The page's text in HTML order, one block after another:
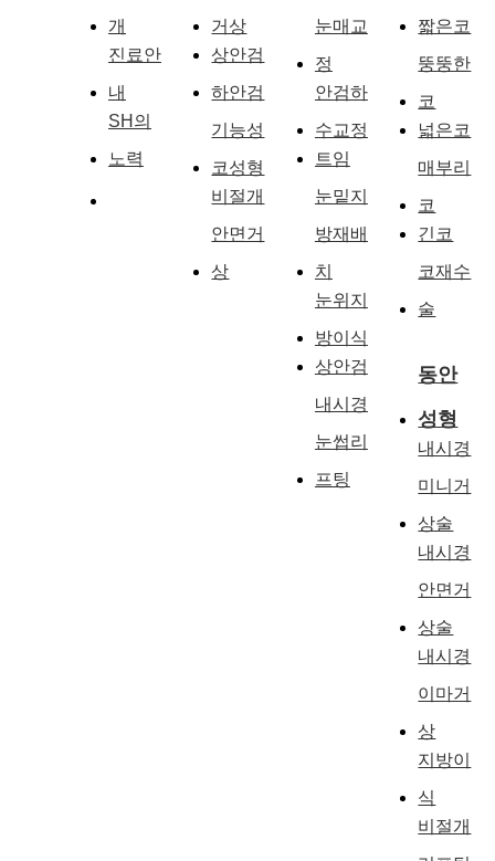
개
진료안
내
SH의
노력
거상
상안검
하안검
기능성
코성형
비절개
안면거
상
눈매교
정
안검하
수교정
트임
눈밑지
방재배
치
눈위지
방이식
상안검
내시경
눈썹리
프팅
짧은코
뚱뚱한
코
넓은코
매부리
코
긴코
코재수
술
동안
성형
내시경
미니거
상술
내시경
안면거
상술
내시경
이마거
상
지방이
식
비절개